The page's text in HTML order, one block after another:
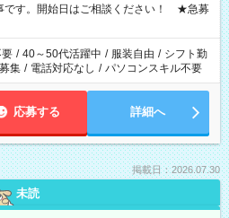
勤務が必要です
です。開始日はご相談ください！ ★急募
要 / 40～50代活躍中 / 服装自由 / シフト勤
集 / 電話対応なし / パソコンスキル不要
応募する 詳細へ
掲載日：2026.07.30
未読